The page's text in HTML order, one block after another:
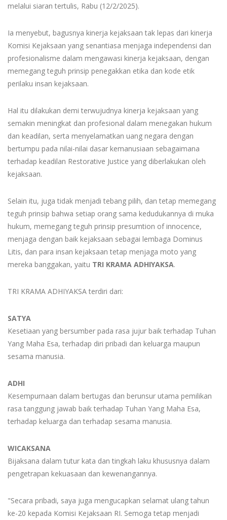
melalui siaran tertulis, Rabu (12/2/2025).
Ia menyebut, bagusnya kinerja kejaksaan tak lepas dari kinerja
Komisi Kejaksaan yang senantiasa menjaga independensi dan
profesionalisme dalam mengawasi kinerja kejaksaan, dengan
memegang teguh prinsip penegakkan etika dan kode etik
perilaku insan kejaksaan.
Hal itu dilakukan demi terwujudnya kinerja kejaksaan yang
semakin meningkat dan profesional dalam menegakan hukum
dan keadilan, serta menyelamatkan uang negara dengan
bertumpu pada nilai-nilai dasar kemanusiaan sebagaimana
terhadap keadilan Restorative Justice yang diberlakukan oleh
kejaksaan.
Selain itu, juga tidak menjadi tebang pilih, dan tetap memegang
teguh prinsip bahwa setiap orang sama kedudukannya di muka
hukum, memegang teguh prinsip presumtion of innocence,
menjaga dengan baik kejaksaan sebagai lembaga Dominus
Litis, dan para insan kejaksaan tetap menjaga moto yang
mereka banggakan, yaitu TRI KRAMA ADHIYAKSA.
TRI KRAMA ADHIYAKSA terdiri dari:
SATYA
Kesetiaan yang bersumber pada rasa jujur baik terhadap Tuhan
Yang Maha Esa, terhadap diri pribadi dan keluarga maupun
sesama manusia.
ADHI
Kesempurnaan dalam bertugas dan berunsur utama pemilikan
rasa tanggung jawab baik terhadap Tuhan Yang Maha Esa,
terhadap keluarga dan terhadap sesama manusia.
WICAKSANA
Bijaksana dalam tutur kata dan tingkah laku khususnya dalam
pengetrapan kekuasaan dan kewenangannya.
"Secara pribadi, saya juga mengucapkan selamat ulang tahun
ke-20 kepada Komisi Kejaksaan RI. Semoga tetap menjadi